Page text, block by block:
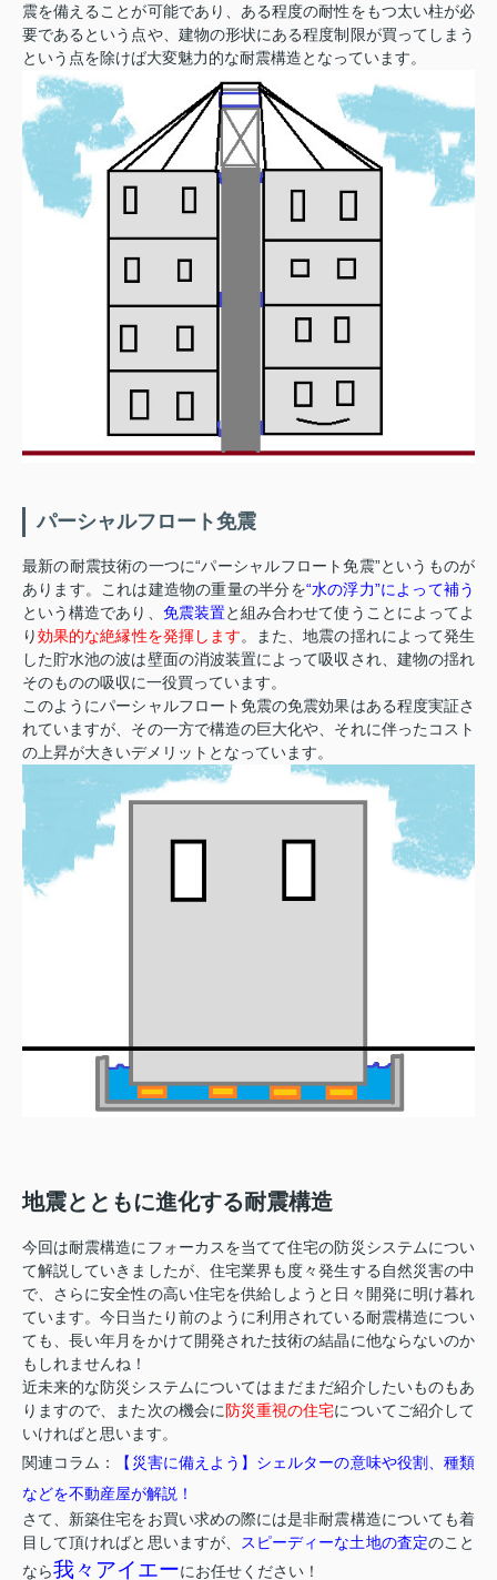
震を備えることが可能であり、ある程度の耐性をもつ太い柱が必
要であるという点や、建物の形状にある程度制限が買ってしまう
という点を除けば大変魅力的な耐震構造となっています。
パーシャルフロート免震
最新の耐震技術の一つに“パーシャルフロート免震”というものが
あります。これは建造物の重量の半分を“水の浮力”によって補う
という構造であり、 免震装置と組み合わせて使うことによってよ
り効果的な絶縁性を発揮します。また、地震の揺れによって発生
した貯水池の波は壁面の消波装置によって吸収され、建物の揺れ
そのものの吸収に一役買っています。
このようにパーシャルフロート免震の免震効果はある程度実証さ
れていますが、その一方で構造の巨大化や、それに伴ったコスト
の上昇が大きいデメリットとなっています。
地震とともに進化する耐震構造
今回は耐震構造にフォーカスを当てて住宅の防災システムについ
て解説していきましたが、住宅業界も度々発生する自然災害の中
で、さらに安全性の高い住宅を供給しようと日々開発に明け暮れ
ています。今日当たり前のように利用されている耐震構造につい
ても、長い年月をかけて開発された技術の結晶に他ならないのか
もしれませんね！
近未来的な防災システムについてはまだまだ紹介したいものもあ
りますので、また次の機会に防災重視の住宅についてご紹介して
いければと思います。
関連コラム：
【災害に備えよう】シェルターの意味や役割、種類
などを不動産屋が解説！
さて、新築住宅をお買い求めの際には是非耐震構造についても着
目して頂ければと思いますが、
スピーディーな土地の査定のこと
なら我々アイエーにお任せください！